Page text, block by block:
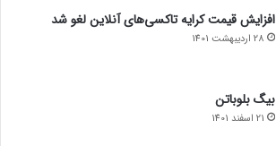
افزایش قیمت کرایه تاکسی‌های آنلاین لغو شد
28 اردیبهشت 1401
بیگ بلوباتن
21 اسفند 1401